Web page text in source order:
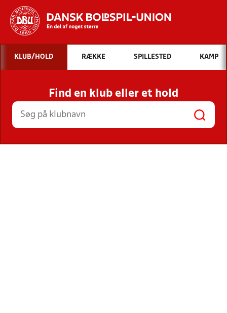
Hvad vil du søge efter?
INDHOLD OG NYHEDER
STILLINGER, RESULTATER, KLUBBER OG
HOLD
KLUB/HOLD RÆKKE SPILLESTED KAMP
Find en klub eller et hold